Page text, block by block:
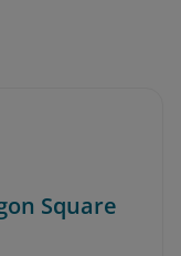
Square